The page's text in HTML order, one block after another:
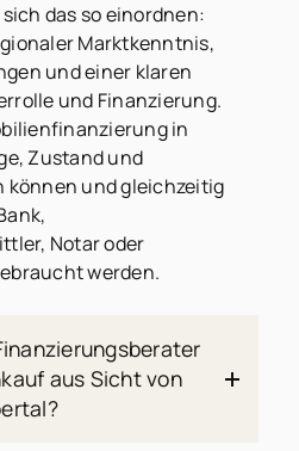
das so einordnen:
Marktkenntnis,
und einer klaren
und Finanzierung.
in
Zustand und
können und gleichzeitig
Notar oder
werden.
aus Sicht von